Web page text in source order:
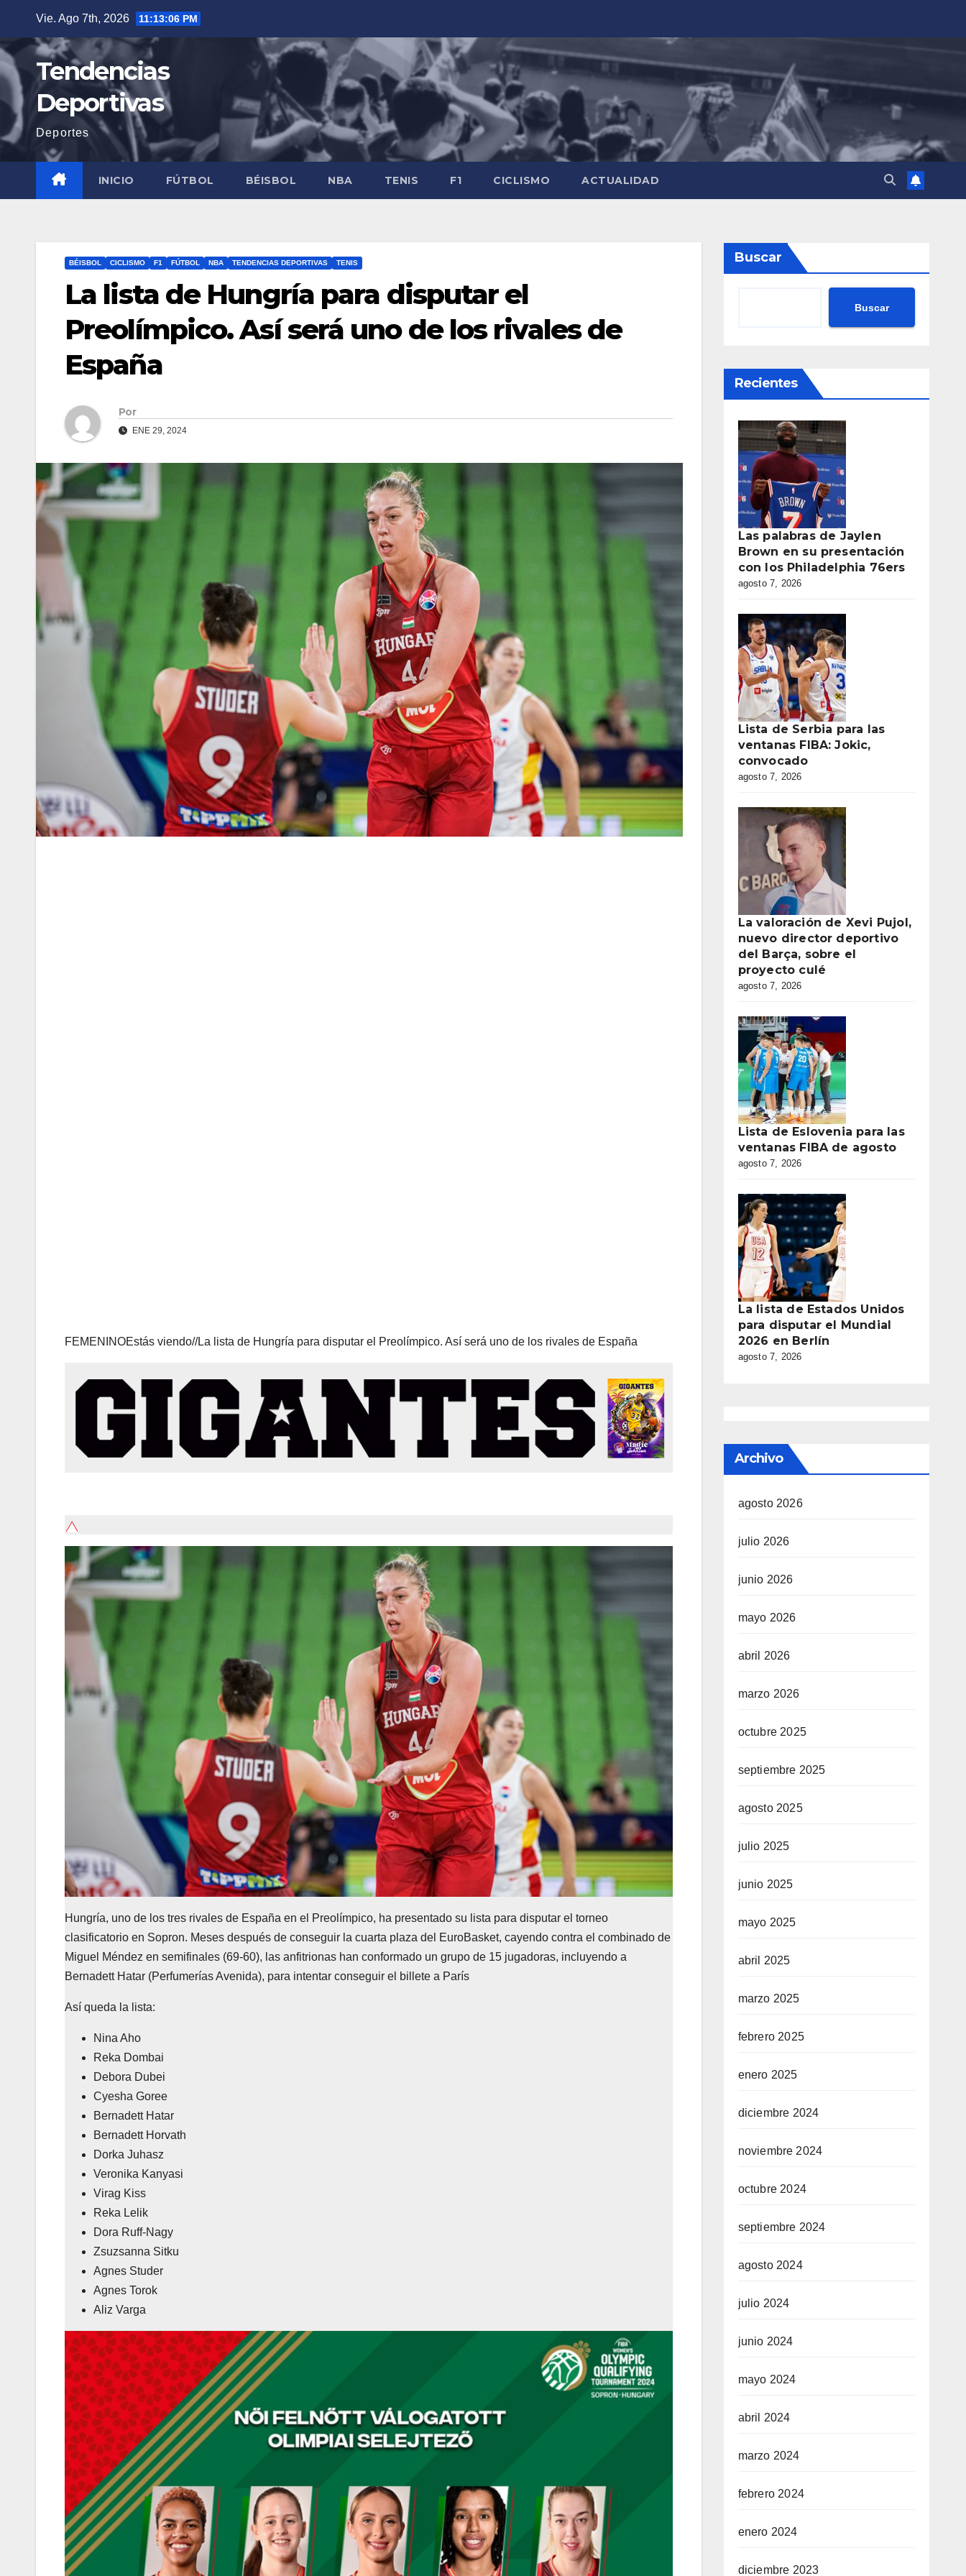
contenido
Vie. Ago 7th, 2026 11:13:07 PM
Tendencias
Deportivas
Deportes
INICIO FÚTBOL BÉISBOL NBA TENIS F1 CICLISMO ACTUALIDAD
BÉISBOL CICLISMO F1 FÚTBOL NBA TENDENCIAS DEPORTIVAS TENIS
La lista de Hungría para disputar el
Preolímpico. Así será uno de los rivales de
España
Por
ENE 29, 2024
FEMENINOEstás viendo//La lista de Hungría para disputar el Preolímpico. Así será uno de los rivales de España
Hungría, uno de los tres rivales de España en el Preolímpico, ha presentado su lista para disputar el torneo
clasificatorio en Sopron. Meses después de conseguir la cuarta plaza del EuroBasket, cayendo contra el combinado de
Miguel Méndez en semifinales (69-60), las anfitrionas han conformado un grupo de 15 jugadoras, incluyendo a
Bernadett Hatar (Perfumerías Avenida), para intentar conseguir el billete a París
Así queda la lista:
Nina Aho
Reka Dombai
Debora Dubei
Cyesha Goree
Bernadett Hatar
Bernadett Horvath
Dorka Juhasz
Veronika Kanyasi
Virag Kiss
Reka Lelik
Dora Ruff-Nagy
Zsuzsanna Sitku
Agnes Studer
Agnes Torok
Aliz Varga
Buscar
Buscar
Recientes
Las palabras de Jaylen
Brown en su presentación
con los Philadelphia 76ers
agosto 7, 2026
Lista de Serbia para las
ventanas FIBA: Jokic,
convocado
agosto 7, 2026
La valoración de Xevi Pujol,
nuevo director deportivo
del Barça, sobre el
proyecto culé
agosto 7, 2026
Lista de Eslovenia para las
ventanas FIBA de agosto
agosto 7, 2026
La lista de Estados Unidos
para disputar el Mundial
2026 en Berlín
agosto 7, 2026
Archivo
agosto 2026
julio 2026
junio 2026
mayo 2026
abril 2026
marzo 2026
octubre 2025
septiembre 2025
agosto 2025
julio 2025
junio 2025
mayo 2025
abril 2025
marzo 2025
febrero 2025
enero 2025
diciembre 2024
noviembre 2024
octubre 2024
septiembre 2024
agosto 2024
julio 2024
junio 2024
mayo 2024
abril 2024
marzo 2024
febrero 2024
enero 2024
diciembre 2023